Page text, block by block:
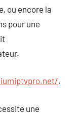
ou encore la
pour une
.
une